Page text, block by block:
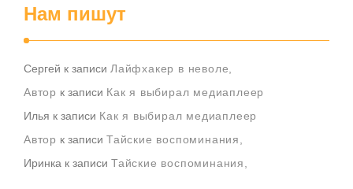
Нам пишут
Сергей к записи Лайфхакер в неволе,
Автор к записи Как я выбирал медиаплеер
Илья к записи Как я выбирал медиаплеер
Автор к записи Тайские воспоминания,
Иринка к записи Тайские воспоминания,